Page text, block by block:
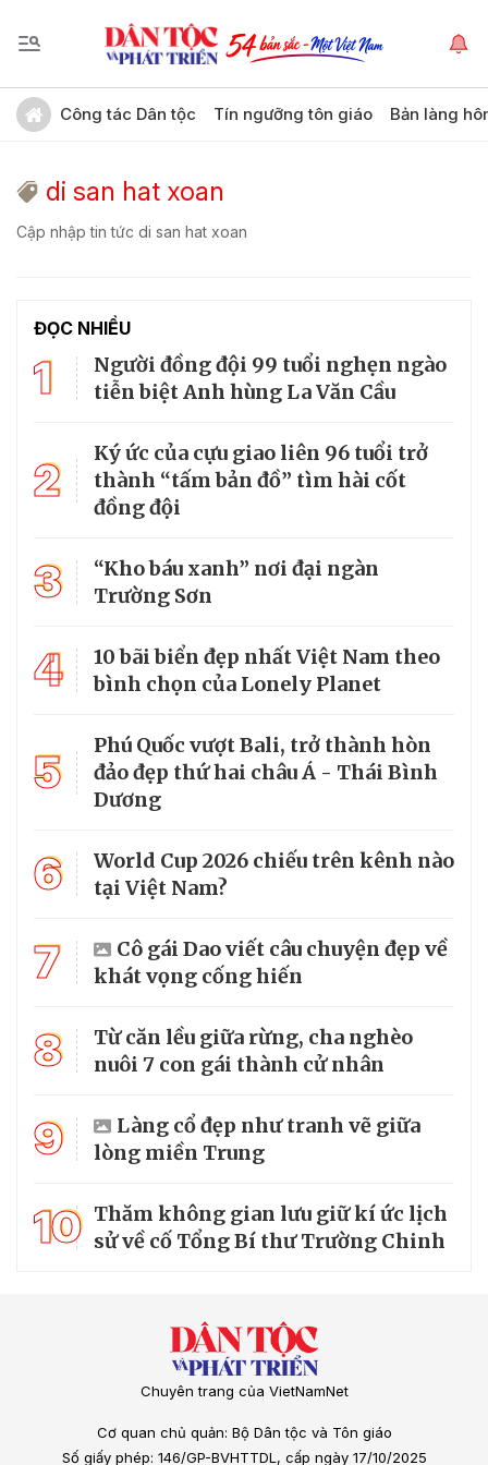
Công tác Dân tộc Tín ngưỡng tôn giáo Bản làng
di san hat xoan
Cập nhập tin tức di san hat xoan
ĐỌC NHIỀU
1
Người đồng đội 99 tuổi nghẹn ngào
tiễn biệt Anh hùng La Văn Cầu
2
Ký ức của cựu giao liên 96 tuổi trở
thành “tấm bản đồ” tìm hài cốt
đồng đội
3
“Kho báu xanh” nơi đại ngàn
Trường Sơn
4
10 bãi biển đẹp nhất Việt Nam theo
bình chọn của Lonely Planet
5
Phú Quốc vượt Bali, trở thành hòn
đảo đẹp thứ hai châu Á - Thái Bình
Dương
6
World Cup 2026 chiếu trên kênh nào
tại Việt Nam?
7
Cô gái Dao viết câu chuyện đẹp về
khát vọng cống hiến
8
Từ căn lều giữa rừng, cha nghèo
nuôi 7 con gái thành cử nhân
9
Làng cổ đẹp như tranh vẽ giữa
lòng miền Trung
10 Thăm không gian lưu giữ kí ức lịch
sử về cố Tổng Bí thư Trường Chinh
Chuyên trang của VietNamNet
Cơ quan chủ quản: Bộ Dân tộc và Tôn giáo
Số giấy phép: 146/GP-BVHTTDL, cấp ngày 17/10/2025